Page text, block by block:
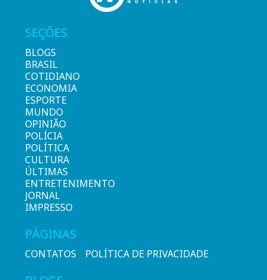
SEÇÕES
BLOGS
BRASIL
COTIDIANO
ECONOMIA
ESPORTE
MUNDO
OPINIÃO
POLÍCIA
POLÍTICA
CULTURA
ÚLTIMAS
ENTRETENIMENTO
JORNAL
IMPRESSO
PÁGINAS
CONTATOS POLÍTICA DE PRIVACIDADE